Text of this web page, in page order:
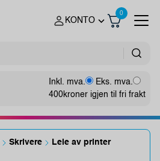
KONTO
0
Inkl. mva.
Eks. mva.
400kroner igjen til fri frakt
Skrivere
Leie av printer